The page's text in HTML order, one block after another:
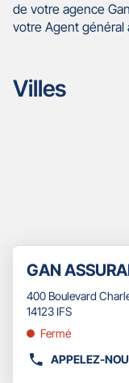
de votre agence
votre Agent général
Villes
sur
touche
ENTRÉE
pour
Point
vente
:
GAN
400 Boulevard
14123 IFS
Fermé
APPELEZ-
AFFICHER